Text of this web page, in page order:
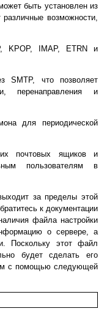
быть установлен из
различные возможности,
, KPOP, IMAP, ETRN и
SMTP, что позволяет
перенаправления и
для периодической
почтовых ящиков и
пользователям в
за пределы этой
к документации
файла настройки
о сервере, а
Поскольку этот файл
будет сделать его
с помощью следующей